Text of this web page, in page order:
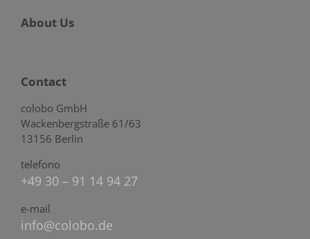
About Us
Contact
colobo GmbH
Wackenbergstraße 61/63
13156 Berlin
telefono
+49 30 – 91 14 94 27
e-mail
info@colobo.de